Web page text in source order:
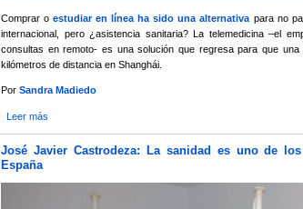
Comprar oestudiar en línea ha sido una alternativa para no
internacional, pero ¿asistencia sanitaria? La telemedicina –el
consultas en remoto- es una solución que regresa para que
kilómetros de distancia en Shanghái.
Por Sandra Madiedo
Leer más
José Javier Castrodeza: La sanidad es uno de
España